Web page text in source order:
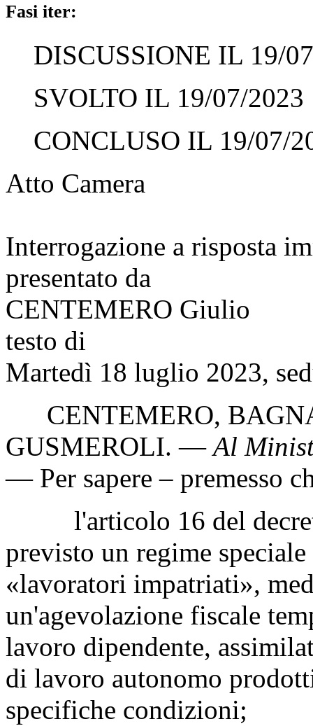
Fasi iter:
DISCUSSIONE IL 19/
SVOLTO IL 19/07/2023
CONCLUSO IL 19/07/
Atto Camera
Interrogazione a risposta
presentato da
CENTEMERO Giulio
testo di
Martedì 18 luglio 2023,
CENTEMERO,
GUSMEROLI. —Al
— Per sapere – premesso
l'articolo 16 del
previsto un regime
«lavoratori impatriati»,
un'agevolazione fiscale
lavoro dipendente,
di lavoro autonomo
specifiche condizioni;